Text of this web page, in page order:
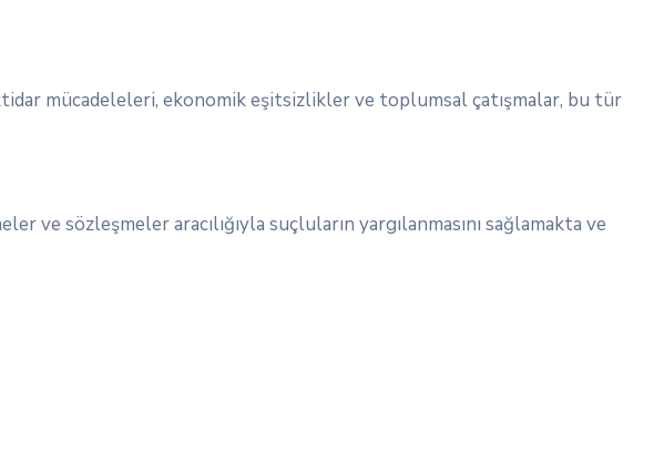
mücadeleleri, ekonomik eşitsizlikler ve toplumsal çatışmalar, bu tür
ve sözleşmeler aracılığıyla suçluların yargılanmasını sağlamakta ve